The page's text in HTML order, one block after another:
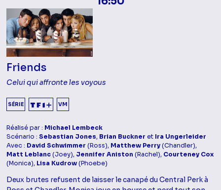
Friends
Celui qui affronte les voyous
SÉRIE VM
Réalisé par : Michael Lembeck
Scénario :Sebastian Jones, Brian Buckner et Ira Ungerleider
Avec : David Schwimmer (Ross), Matthew Perry(Chandler),
Matt Leblanc(Joey), Jennifer Aniston (Rachel), Courteney Cox
(Monica), Lisa Kudrow(Phoebe)
Deux brutes refusent de laisser le canapé du Central Perk à